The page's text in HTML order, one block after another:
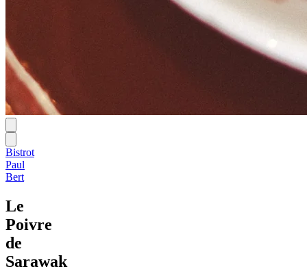
Bistrot
Paul
Bert
Le
Poivre
de
Sarawak